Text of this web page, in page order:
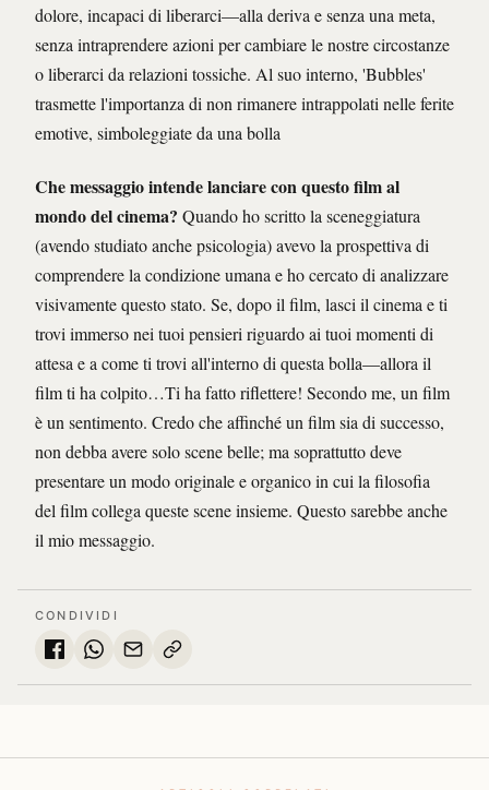
dolore, incapaci di liberarci—alla deriva e senza una meta,
senza intraprendere azioni per cambiare le nostre circostanze
o liberarci da relazioni tossiche. Al suo interno, 'Bubbles'
trasmette l'importanza di non rimanere intrappolati nelle ferite
emotive, simboleggiate da una bolla
Che messaggio intende lanciare con questo film al
mondo del cinema? Quando ho scritto la sceneggiatura
(avendo studiato anche psicologia) avevo la prospettiva di
comprendere la condizione umana e ho cercato di analizzare
visivamente questo stato. Se, dopo il film, lasci il cinema e ti
trovi immerso nei tuoi pensieri riguardo ai tuoi momenti di
attesa e a come ti trovi all'interno di questa bolla—allora il
film ti ha colpito…Ti ha fatto riflettere! Secondo me, un film
è un sentimento. Credo che affinché un film sia di successo,
non debba avere solo scene belle; ma soprattutto deve
presentare un modo originale e organico in cui la filosofia
del film collega queste scene insieme. Questo sarebbe anche
il mio messaggio.
CONDIVIDI